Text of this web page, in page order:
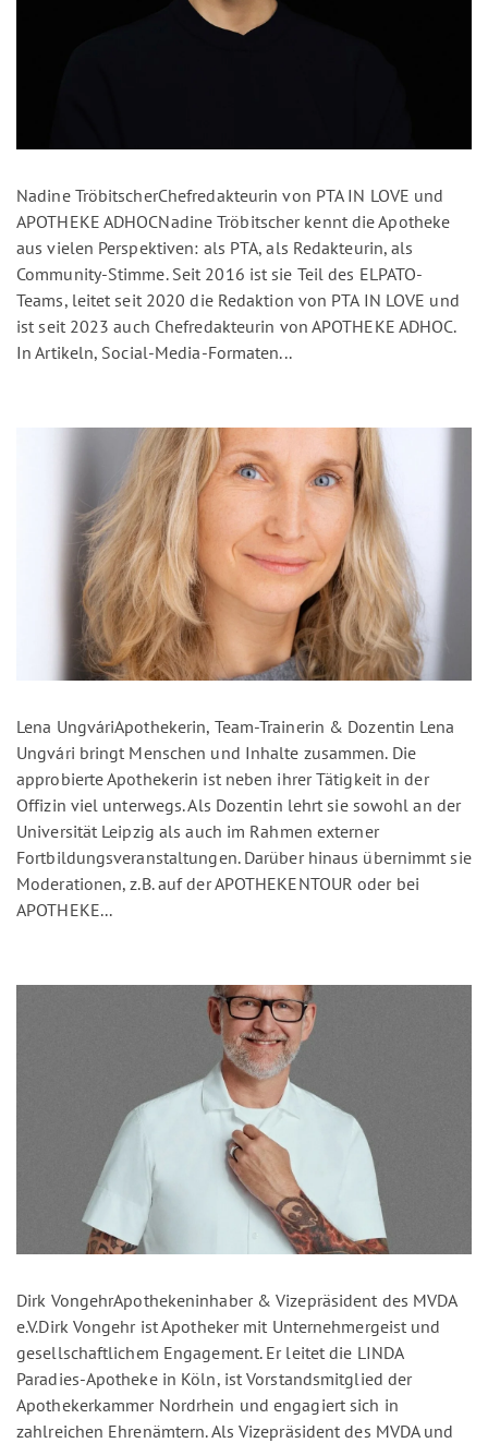
Nadine TröbitscherChefredakteurin von PTA IN LOVE und
APOTHEKE ADHOCNadine Tröbitscher kennt die Apotheke
aus vielen Perspektiven: als PTA, als Redakteurin, als
Community-Stimme. Seit 2016 ist sie Teil des ELPATO-
Teams, leitet seit 2020 die Redaktion von PTA IN LOVE und
ist seit 2023 auch Chefredakteurin von APOTHEKE ADHOC.
In Artikeln, Social-Media-Formaten...
Lena UngváriApothekerin, Team-Trainerin & Dozentin Lena
Ungvári bringt Menschen und Inhalte zusammen. Die
approbierte Apothekerin ist neben ihrer Tätigkeit in der
Offizin viel unterwegs. Als Dozentin lehrt sie sowohl an der
Universität Leipzig als auch im Rahmen externer
Fortbildungsveranstaltungen. Darüber hinaus übernimmt sie
Moderationen, z.B. auf der APOTHEKENTOUR oder bei
APOTHEKE...
Dirk VongehrApothekeninhaber & Vizepräsident des MVDA
e.V.Dirk Vongehr ist Apotheker mit Unternehmergeist und
gesellschaftlichem Engagement. Er leitet die LINDA
Paradies-Apotheke in Köln, ist Vorstandsmitglied der
Apothekerkammer Nordrhein und engagiert sich in
zahlreichen Ehrenämtern. Als Vizepräsident des MVDA und